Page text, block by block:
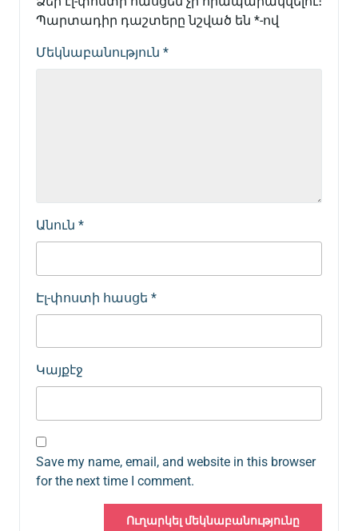
Պարտադիր դաշտերը նշված են *-ով
Մեկնաբանություն *
Անուն *
Էլ-փոստի հասցե *
Կայքէջ
Save my name, email, and website in this browser
for the next time I comment.